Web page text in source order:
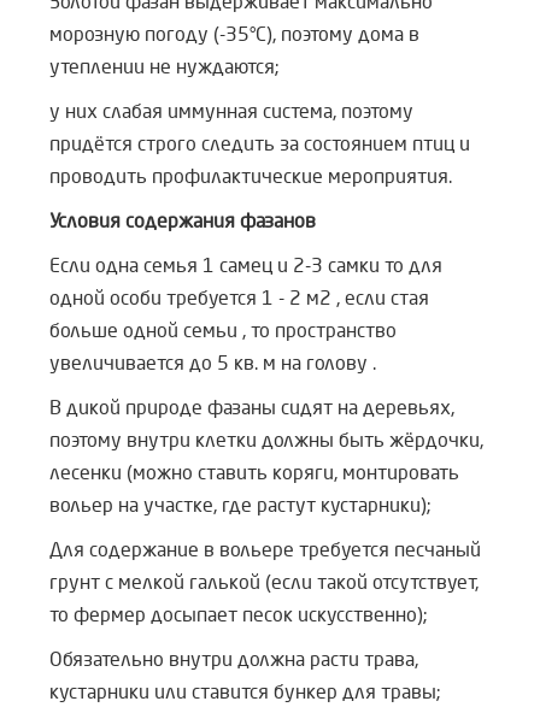
морозную погоду (-35°С), поэтому дома в
утеплении не нуждаются;
у них слабая иммунная система, поэтому
придётся строго следить за состоянием птиц и
проводить профилактические мероприятия.
Условия содержания фазанов
Если одна семья 1 самец и 2-3 самки то для
одной особи требуется 1 - 2 м2 , если стая
больше одной семьи , то пространство
увеличивается до 5 кв. м на голову .
В дикой природе фазаны сидят на деревьях,
поэтому внутри клетки должны быть жёрдочки,
лесенки (можно ставить коряги, монтировать
вольер на участке, где растут кустарники);
Для содержание в вольере требуется песчаный
грунт с мелкой галькой (если такой отсутствует,
то фермер досыпает песок искусственно);
Обязательно внутри должна расти трава,
кустарники или ставится бункер для травы;